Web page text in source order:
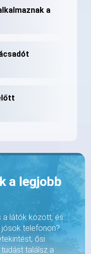
a
a legjobb
a látók között, és
telefonon?
ősi
találsz a